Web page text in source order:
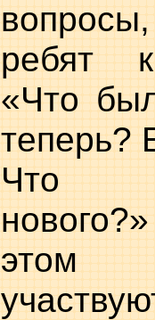
ребят
«Что
теперь?
Что
этом